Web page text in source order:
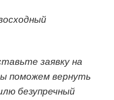
заявку на
поможем вернуть
безупречный